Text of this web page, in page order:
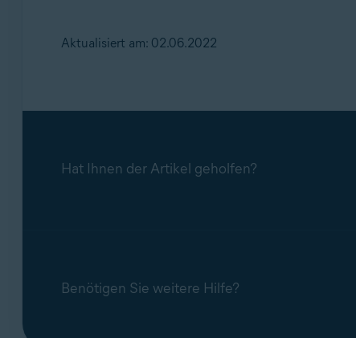
Aktualisiert am: 02.06.2022
Hat Ihnen der Artikel geholfen?
Benötigen Sie weitere Hilfe?